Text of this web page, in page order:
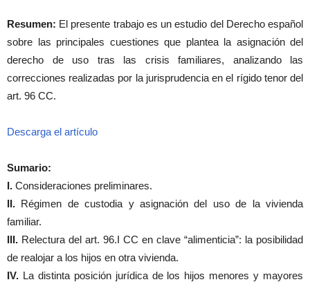
Resumen: El presente trabajo es un estudio del Derecho español
sobre las principales cuestiones que plantea la asignación del
derecho de uso tras las crisis familiares, analizando las
correcciones realizadas por la jurisprudencia en el rígido tenor del
art. 96 CC.
Descarga el artículo
Sumario:
I. Consideraciones preliminares.
II. Régimen de custodia y asignación del uso de la vivienda
familiar.
III. Relectura del art. 96.I CC en clave “alimenticia”: la posibilidad
de realojar a los hijos en otra vivienda.
IV. La distinta posición jurídica de los hijos menores y mayores